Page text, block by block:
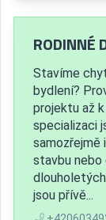
RODINNÉ
Stavíme
bydlení?
projektu až
specializaci
samozřejmě
stavbu nebo
jsou přívě...